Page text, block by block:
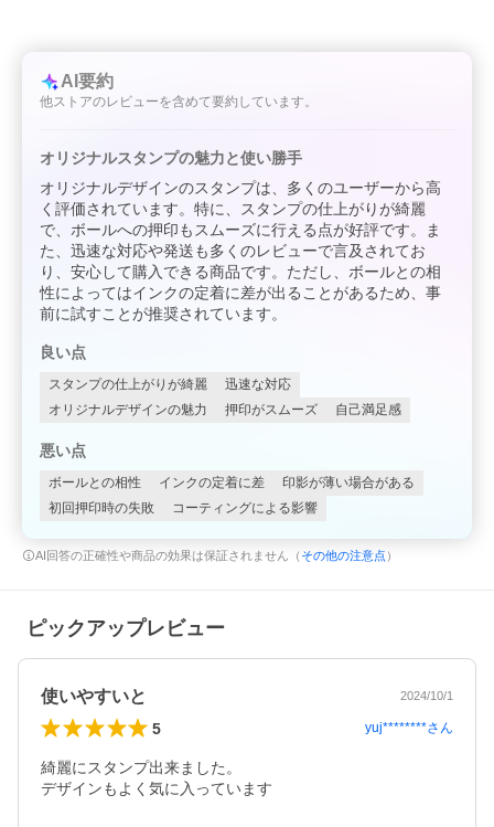
AI要約
他ストアのレビューを含めて要約しています。
オリジナルスタンプの魅力と使い勝手
オリジナルデザインのスタンプは、多くのユーザーから高
く評価されています。特に、スタンプの仕上がりが綺麗
で、ボールへの押印もスムーズに行える点が好評です。ま
た、迅速な対応や発送も多くのレビューで言及されてお
り、安心して購入できる商品です。ただし、ボールとの相
性によってはインクの定着に差が出ることがあるため、事
前に試すことが推奨されています。
良い点
スタンプの仕上がりが綺麗
迅速な対応
オリジナルデザインの魅力
押印がスムーズ 自己満足感
悪い点
ボールとの相性 インクの定着に差
印影が薄い場合がある
初回押印時の失敗
コーティングによる影響
AI回答の正確性や商品の効果は保証されません（ その他の注意点 ）
ピックアップレビュー
使いやすいと 2024/10/1
5 yuj********さん
綺麗にスタンプ出来ました。
デザインもよく気に入っています